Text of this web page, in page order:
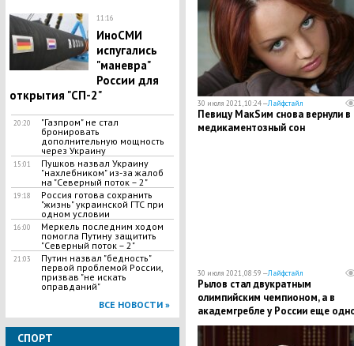
11:16
ИноСМИ
испугались
"маневра"
России для
открытия "СП-2"
20:20
"Газпром" не стал
бронировать
дополнительную мощность
через Украину
15:01
Пушков назвал Украину
"нахлебником" из-за жалоб
на "Северный поток – 2"
19:18
Россия готова сохранить
"жизнь" украинской ГТС при
одном условии
16:00
Меркель последним ходом
помогла Путину защитить
"Северный поток – 2"
21:03
Путин назвал "бедность"
первой проблемой России,
призвав "не искать
оправданий"
ВСЕ НОВОСТИ »
СПОРТ
30 июля 2021, 10:24 —Лайфстайл
Певицу МакSим снова вернули в
медикаментозный сон
30 июля 2021, 08:59 —Лайфстайл
Рылов стал двукратным
олимпийским чемпионом, а в
академгребле у России еще
"серебро"